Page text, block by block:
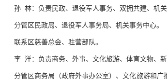
孙 林：负责民政、退役军人事务、双拥共建、机关
分管区民政局、退役军人事务局、机关事务中心。
联系区慈善总会、驻营部队。
李 洋：负责商务、外事、文化旅游、体育文物、
分管区商务局（政府外事办公室）、文化旅游和